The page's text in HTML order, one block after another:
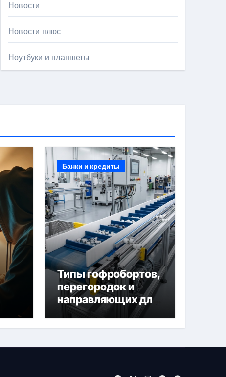
Новости
Новости плюс
Ноутбуки и планшеты
Банки и кредиты
Типы гофробортов,
перегородок и
направляющих для
конвейерных лент